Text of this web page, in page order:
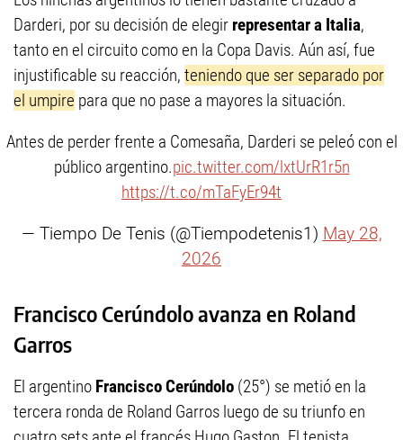
Darderi, por su decisión de elegir representar a Italia,
tanto en el circuito como en la Copa Davis. Aún así, fue
injustificable su reacción, teniendo que ser separado por
el umpire para que no pase a mayores la situación.
Antes de perder frente a Comesaña, Darderi se peleó con el
público argentino.pic.twitter.com/lxtUrR1r5n
https://t.co/mTaFyEr94t
— Tiempo De Tenis (@Tiempodetenis1) May 28,
2026
Francisco Cerúndolo avanza en Roland
Garros
El argentino Francisco Cerúndolo (25°) se metió en la
tercera ronda de Roland Garros luego de su triunfo en